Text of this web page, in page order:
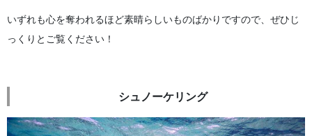
いずれも心を奪われるほど素晴らしいものばかりですので、ぜひじ
っくりとご覧ください！
シュノーケリング